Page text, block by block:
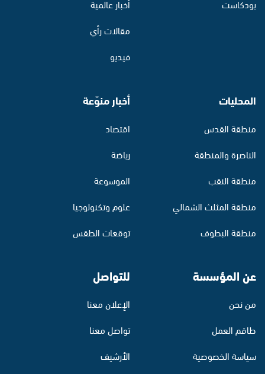
بودكاست
أخبار عالمية
مقالات رأي
فيديو
المحليات
منطقة القدس
الناصرة والمنطقة
منطقة النقب
منطقة المثلث الشمالي
منطقة البطوف
أخبار منوّعة
اقتصاد
رياضة
الموسوعة
علوم وتكنولوجيا
توقعات الطقس
عن المؤسسة
من نحن
طاقم العمل
سياسة الخصوصية
للتواصل
الإعلان معنا
تواصل معنا
الأرشيف